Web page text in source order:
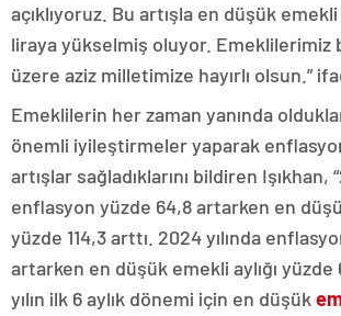
açıklıyoruz. Bu artışla en düşük emekli
liraya yükselmiş oluyor. Emeklilerimiz
üzere aziz milletimize hayırlı olsun.”
Emeklilerin her zaman yanında
önemli iyileştirmeler yaparak
artışlar sağladıklarını bildiren Işıkhan,
enflasyon yüzde 64,8 artarken en
yüzde 114,3 arttı. 2024 yılında
artarken en düşük emekli aylığı yüzde
yılın ilk 6 aylık dönemi için en düşük